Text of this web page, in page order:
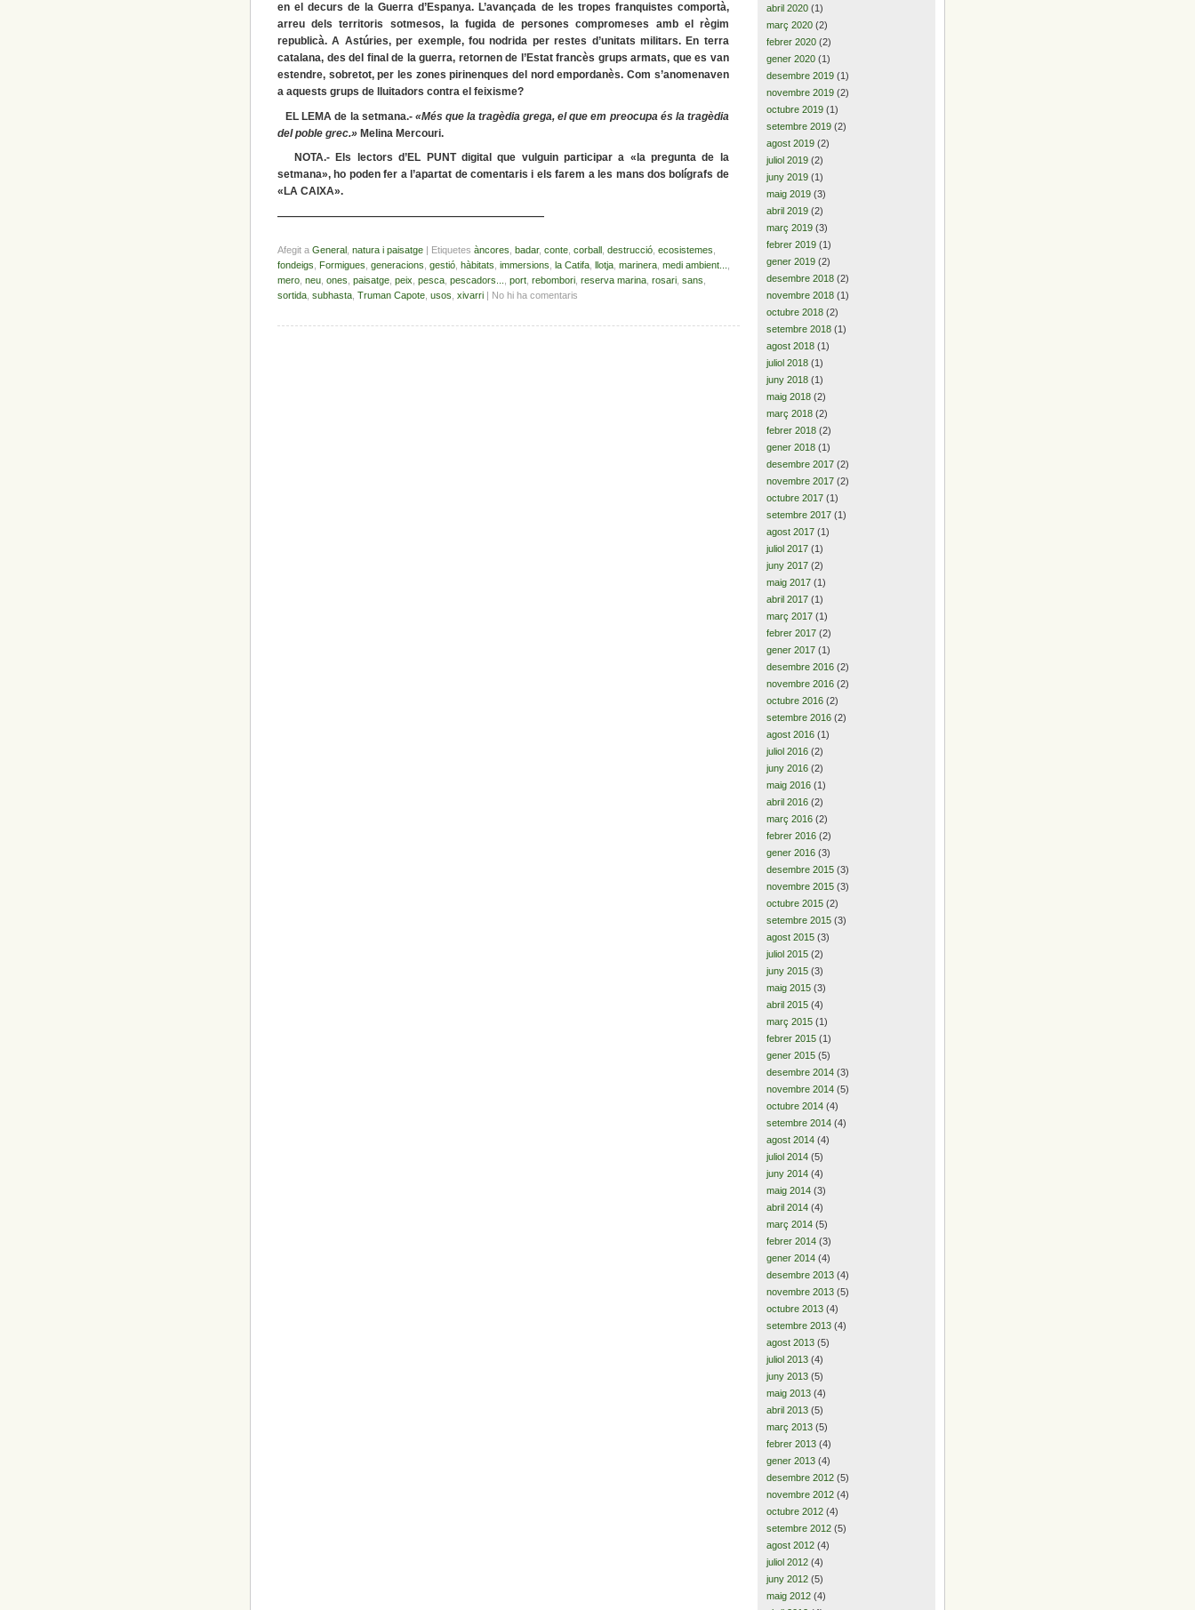
en el decurs de la Guerra d’Espanya. L’avançada de les tropes franquistes comportà,
arreu dels territoris sotmesos, la fugida de persones compromeses amb el règim
republicà. A Astúries, per exemple, fou nodrida per restes d’unitats militars. En terra
catalana, des del final de la guerra, retornen de l’Estat francès grups armats, que es van
estendre, sobretot, per les zones pirinenques del nord empordanès. Com s’anomenaven
a aquests grups de lluitadors contra el feixisme?
EL LEMA de la setmana.-«Més que la tragèdia grega, el que em preocupa és la tragèdia
del poble grec.» Melina Mercouri.
NOTA.- Els lectors d’EL PUNT digital que vulguin participar a «la pregunta de la
setmana», ho poden fer a l’apartat de comentaris i els farem a les mans dos bolígrafs de
«LA CAIXA».
—————————————————————————
Afegit a General natura i paisatge | Etiquetes àncores badar, conte corball destrucció ecosistemes
fondeigs
Formigues generacions gestió hàbitats immersions la Catifa llotja marinera medi ambient...
mero neu ones paisatge peix pesca pescadors... port rebombori reserva marina rosari sans
sortida subhasta Truman Capote usos xivarri | No hi ha comentaris
abril 2020 (1)
març 2020 (2)
febrer 2020 (2)
gener 2020 (1)
desembre 2019 (1)
novembre 2019 (2)
octubre 2019 (1)
setembre 2019 (2)
agost 2019 (2)
juliol 2019 (2)
juny 2019 (1)
maig 2019 (3)
abril 2019 (2)
març 2019 (3)
febrer 2019 (1)
gener 2019 (2)
desembre 2018 (2)
novembre 2018 (1)
octubre 2018 (2)
setembre 2018 (1)
agost 2018 (1)
juliol 2018 (1)
juny 2018 (1)
maig 2018 (2)
març 2018 (2)
febrer 2018 (2)
gener 2018 (1)
desembre 2017 (2)
novembre 2017 (2)
octubre 2017 (1)
setembre 2017 (1)
agost 2017 (1)
juliol 2017 (1)
juny 2017 (2)
maig 2017 (1)
abril 2017 (1)
març 2017 (1)
febrer 2017 (2)
gener 2017 (1)
desembre 2016 (2)
novembre 2016 (2)
octubre 2016 (2)
setembre 2016 (2)
agost 2016 (1)
juliol 2016 (2)
juny 2016 (2)
maig 2016 (1)
abril 2016 (2)
març 2016 (2)
febrer 2016 (2)
gener 2016 (3)
desembre 2015 (3)
novembre 2015 (3)
octubre 2015 (2)
setembre 2015 (3)
agost 2015 (3)
juliol 2015 (2)
juny 2015 (3)
maig 2015 (3)
abril 2015 (4)
març 2015 (1)
febrer 2015 (1)
gener 2015 (5)
desembre 2014 (3)
novembre 2014 (5)
octubre 2014 (4)
setembre 2014 (4)
agost 2014 (4)
juliol 2014 (5)
juny 2014 (4)
maig 2014 (3)
abril 2014 (4)
març 2014 (5)
febrer 2014 (3)
gener 2014 (4)
desembre 2013 (4)
novembre 2013 (5)
octubre 2013 (4)
setembre 2013 (4)
agost 2013 (5)
juliol 2013 (4)
juny 2013 (5)
maig 2013 (4)
abril 2013 (5)
març 2013 (5)
febrer 2013 (4)
gener 2013 (4)
desembre 2012 (5)
novembre 2012 (4)
octubre 2012 (4)
setembre 2012 (5)
agost 2012 (4)
juliol 2012 (4)
juny 2012 (5)
maig 2012 (4)